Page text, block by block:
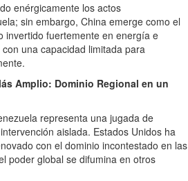
enérgicamente los actos
sin embargo, China emerge como el
invertido fuertemente en energía e
una capacidad limitada para
Amplio: Dominio Regional en un
representa una jugada de
aislada. Estados Unidos ha
con el dominio incontestado en las
poder global se difumina en otros